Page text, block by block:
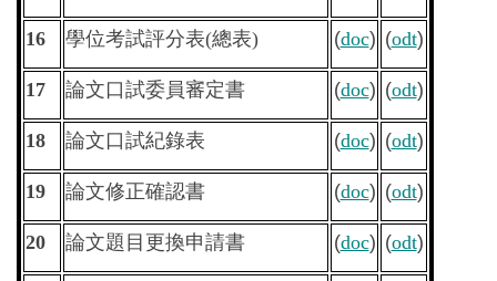
16 學位考試評分表(總表) (doc) (odt)
17 論文口試委員審定書 (doc) (odt)
18 論文口試紀錄表 (doc) (odt)
19 論文修正確認書 (doc) (odt)
20 論文題目更換申請書 (doc) (odt)